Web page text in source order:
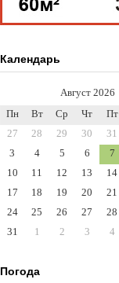
Календарь
Август 2026
Пн
Вт Ср Чт Пт
27
28 29 30 31
3
4 5 6 7
10
11 12 13 14
17
18 19 20 21
24
25 26 27 28
31
1 2 3 4
Погода